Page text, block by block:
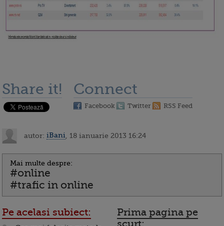
Share it! Connect
Facebook Twitter RSS Feed
autor: iBani , 18 ianuarie 2013 16:24
Mai multe despre:
#online
#trafic in online
Pe acelasi subiect:
Prima pagina pe
scurt: